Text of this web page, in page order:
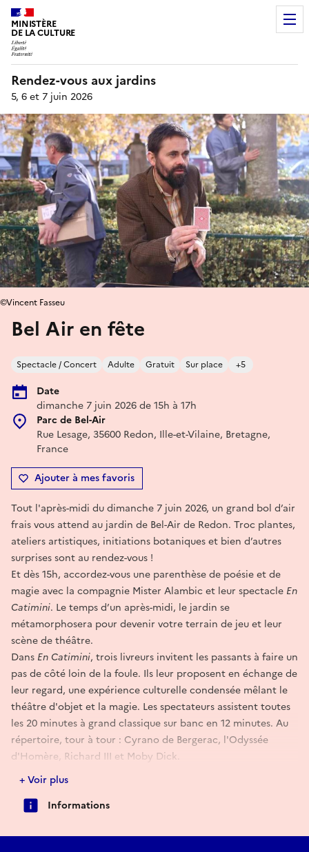
MINISTÈRE
DE LA CULTURE
Rendez-vous aux jardins
5, 6 et 7 juin 2026
Bel Air en fête
Spectacle / Concert Adulte Gratuit Sur place +5
Date
dimanche 7 juin 2026 de 15h à 17h
Parc de Bel-Air
Rue Lesage, 35600 Redon, Ille-et-Vilaine, Bretagne,
France
Ajouter à mes favoris
©Vincent Fasseu
Tout l'après-midi du dimanche 7 juin 2026, un grand bol d’air
frais vous attend au jardin de Bel-Air de Redon. Troc plantes,
ateliers artistiques, initiations botaniques et bien d’autres
surprises sont au rendez-vous !
Et dès 15h, accordez-vous une parenthèse de poésie et de
magie avec la compagnie Mister Alambic et leur spectacle En
Catimini. Le temps d’un après-midi, le jardin se
métamorphosera pour devenir votre terrain de jeu et leur
scène de théâtre.
Dans En Catimini, trois livreurs invitent les passants à faire un
pas de côté loin de la foule. Ils leur proposent en échange de
leur regard, une expérience culturelle condensée mêlant le
théâtre d'objet et la magie. Les spectateurs assistent toutes
les 20 minutes à grand classique sur banc en 12 minutes. Au
répertoire, tour à tour : Cyrano de Bergerac, l'Odyssée
d'Homère, Richard III et Moby Dick.
+ Voir plus
Informations